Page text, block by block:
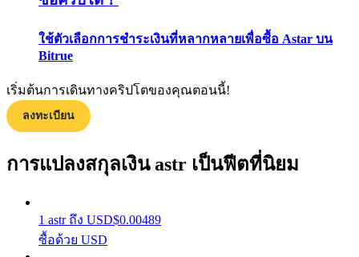
ได้รับ
ใช้ตัวเลือกการชำระเงินที่หลากหลายเพื่อซื้อ Astar บน
Bitrue
เริ่มต้นการเดินทางคริปโตของคุณตอนนี้!
ลงทะเบียน
การแปลงสกุลเงิน astr เป็นฟีตที่นิยม
1 astr ถึง USD$0.00489
ซื้อด้วย USD